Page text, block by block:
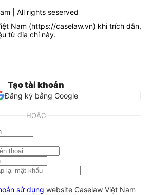
| All rights seserved
Nam (https://caselaw.vn) khi trích dẫn,
từ địa chỉ này.
Tạo tài khoản
Đăng ký bằng Google
HOẶC
sử dụng website Caselaw Việt Nam